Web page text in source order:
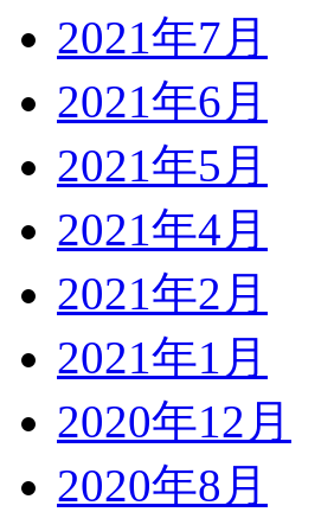
2021年7月
2021年6月
2021年5月
2021年4月
2021年2月
2021年1月
2020年12月
2020年8月